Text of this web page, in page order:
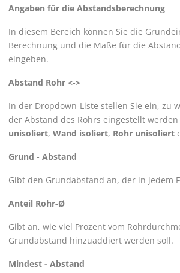
Angaben für die Abstandsberechnung
In diesem Bereich können Sie die
Berechnung und die Maße für die
eingeben.
Abstand Rohr <->
In der Dropdown-Liste stellen Sie ein, zu
der Abstand des Rohrs eingestellt werden
unisoliert, Wand isoliert, Rohr unisoliert
Grund - Abstand
Gibt den Grundabstand an, der in jedem
Anteil Rohr-Ø
Gibt an, wie viel Prozent vom
Grundabstand hinzuaddiert werden soll.
Mindest - Abstand